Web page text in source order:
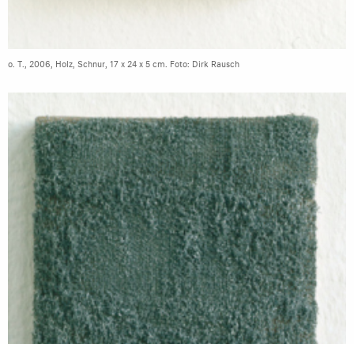
o. T., 2006, Holz, Schnur, 17 x 24 x 5 cm. Foto: Dirk Rausch